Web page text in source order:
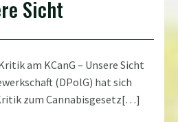
Sicht
am KCanG – Unsere Sicht
(DPolG) hat sich
zum Cannabisgesetz[…]